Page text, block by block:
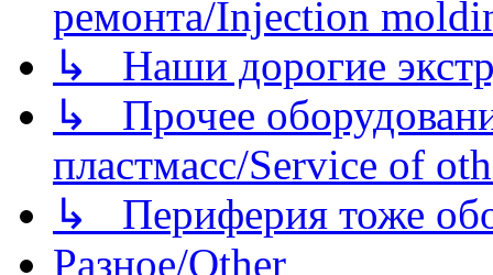
ремонта/Injection
↳ Наши дорогие
↳ Прочее
пластмасс/Service of
↳ Периферия тоже
Разное/Other